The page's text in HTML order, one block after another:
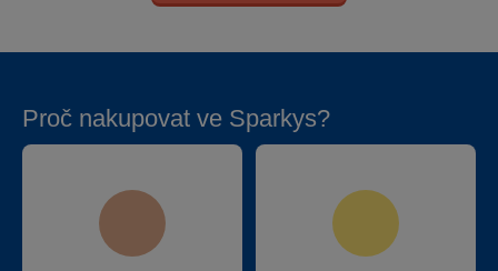
Proč nakupovat ve Sparkys?